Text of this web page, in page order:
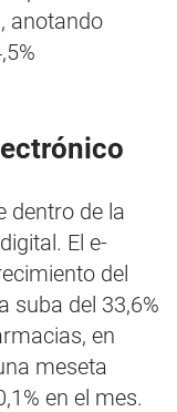
anotando
dentro de la
El e-
del
suba del 33,6%
en
meseta
en el mes.